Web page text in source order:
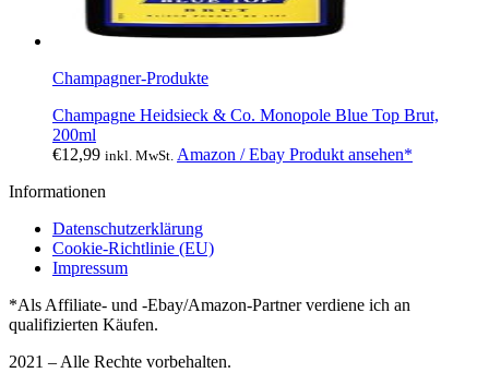
Champagner-Produkte
Champagne Heidsieck & Co. Monopole Blue Top Brut,
200ml
€12,99 inkl. MwSt. Amazon / Ebay Produkt ansehen*
Informationen
Datenschutzerklärung
Cookie-Richtlinie (EU)
Impressum
*Als Affiliate- und -Ebay/Amazon-Partner verdiene ich an
qualifizierten Käufen.
2021 – Alle Rechte vorbehalten.